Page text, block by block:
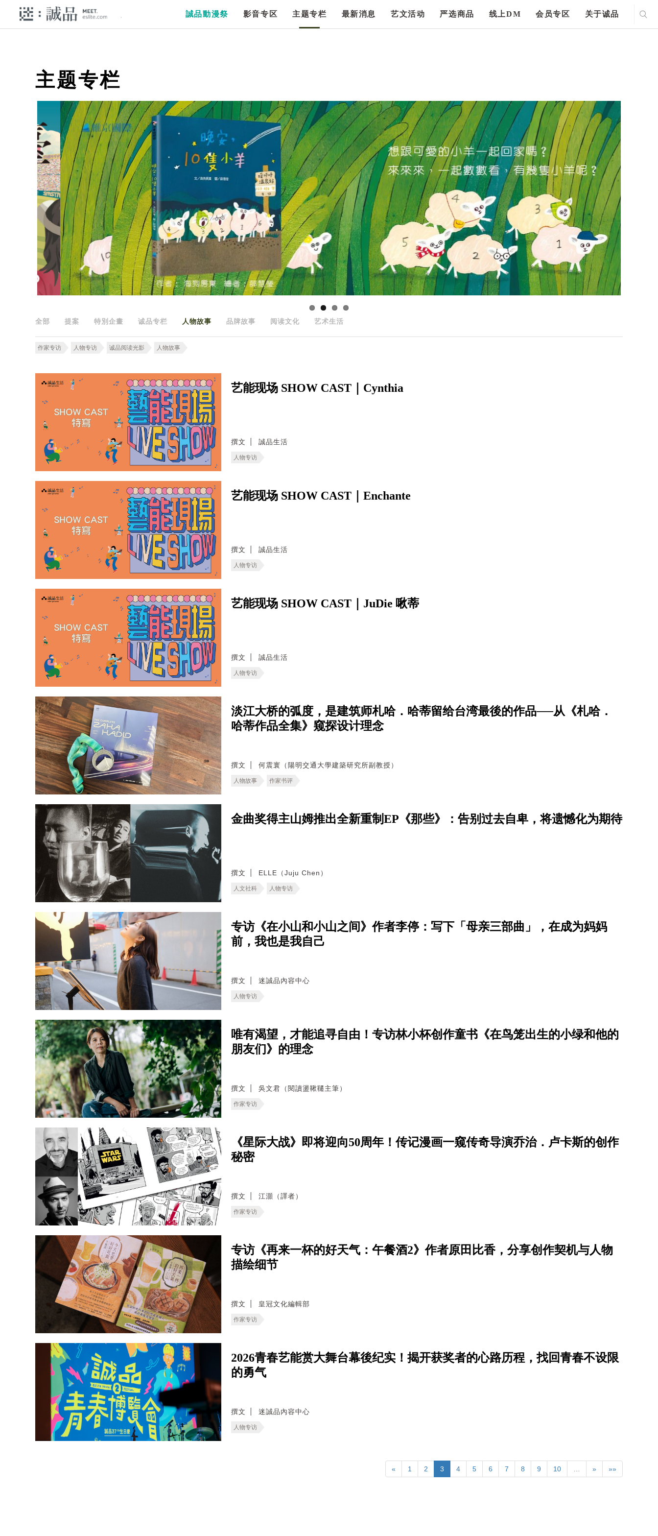
誠品動漫祭 影音专区 主题专栏 最新消息 艺文活动 严选商品 线上DM 会员专区 关于诚品
主题专栏
全部 提案 特別企畫 诚品专栏 人物故事 品牌故事 阅读文化 艺术生活
作家专访 人物专访 诚品阅读光影 人物故事
艺能现场 SHOW CAST｜Cynthia
撰文 誠品生活
人物专访
艺能现场 SHOW CAST｜Enchante
撰文 誠品生活
人物专访
艺能现场 SHOW CAST｜JuDie 啾蒂
撰文 誠品生活
人物专访
淡江大桥的弧度，是建筑师札哈．哈蒂留给台湾最後的作品──从《札哈．
哈蒂作品全集》窥探设计理念
撰文 何震寰（陽明交通大學建築研究所副教授）
人物故事 作家书评
金曲奖得主山姆推出全新重制EP《那些》：告别过去自卑，将遗憾化为期待
撰文 ELLE（Juju Chen）
人文社科 人物专访
专访《在小山和小山之间》作者李停：写下「母亲三部曲」，在成为妈妈
前，我也是我自己
撰文 迷誠品內容中心
人物专访
唯有渴望，才能追寻自由！专访林小杯创作童书《在鸟笼出生的小绿和他的
朋友们》的理念
撰文 吳文君（閱讀盪鞦韆主筆）
作家专访
《星际大战》即将迎向50周年！传记漫画一窥传奇导演乔治．卢卡斯的创作
秘密
撰文 江灝（譯者）
作家专访
专访《再来一杯的好天气：午餐酒2》作者原田比香，分享创作契机与人物
描绘细节
撰文 皇冠文化編輯部
作家专访
2026青春艺能赏大舞台幕後纪实！揭开获奖者的心路历程，找回青春不设限
的勇气
撰文 迷誠品內容中心
人物专访
« 1 2 3 4 5 6 7 8 9 10 … » »»